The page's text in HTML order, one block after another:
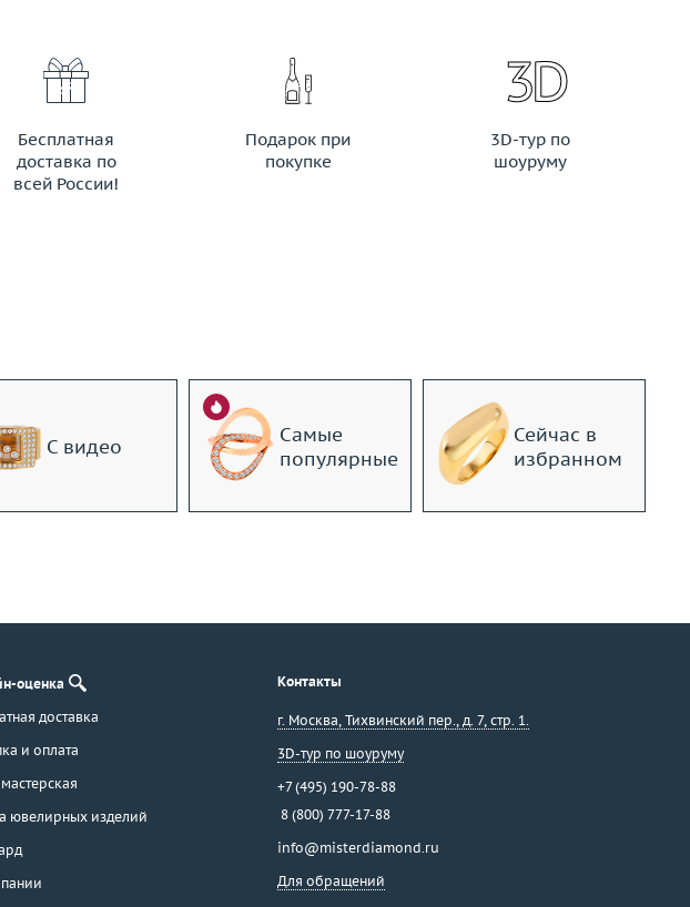
Бесплатная
доставка по
всей России!
Подарок при
покупке
3D-тур по
шоуруму
С видео
Самые
популярные
Сейчас в
избранном
оценка
доставка
и оплата
ювелирных изделий
Контакты
г. Москва, Тихвинский пер., д. 7, стр. 1.
3D-тур по шоуруму
+7 (495) 190-78-88
8 (800) 777-17-88
info@misterdiamond.ru
Для обращений